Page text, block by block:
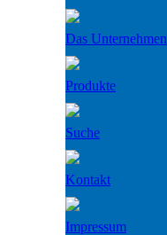
Das Unternehmen
Produkte
Suche
Kontakt
Impressum